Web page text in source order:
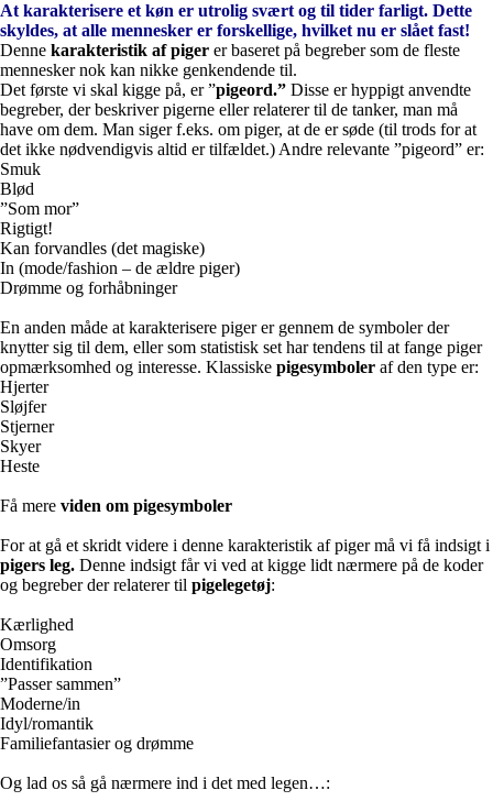
At karakterisere et køn er utrolig svært og til tider farligt. Dette
skyldes, at alle mennesker er forskellige, hvilket nu er slået fast!
Denne karakteristik af piger er baseret på begreber som de fleste
mennesker nok kan nikke genkendende til.
Det første vi skal kigge på, er ”pigeord.” Disse er hyppigt anvendte
begreber, der beskriver pigerne eller relaterer til de tanker, man må
have om dem. Man siger f.eks. om piger, at de er søde (til trods for at
det ikke nødvendigvis altid er tilfældet.) Andre relevante ”pigeord” er:
Smuk
Blød
”Som mor”
Rigtigt!
Kan forvandles (det magiske)
In (mode/fashion – de ældre piger)
Drømme og forhåbninger
En anden måde at karakterisere piger er gennem de symboler der
knytter sig til dem, eller som statistisk set har tendens til at fange piger
opmærksomhed og interesse. Klassiske pigesymboler af den type er:
Hjerter
Sløjfer
Stjerner
Skyer
Heste
Få mere viden om pigesymboler
For at gå et skridt videre i denne karakteristik af piger må vi få indsigt i
pigers leg. Denne indsigt får vi ved at kigge lidt nærmere på de koder
og begreber der relaterer til pigelegetøj:
Kærlighed
Omsorg
Identifikation
”Passer sammen”
Moderne/in
Idyl/romantik
Familiefantasier og drømme
Og lad os så gå nærmere ind i det med legen…: